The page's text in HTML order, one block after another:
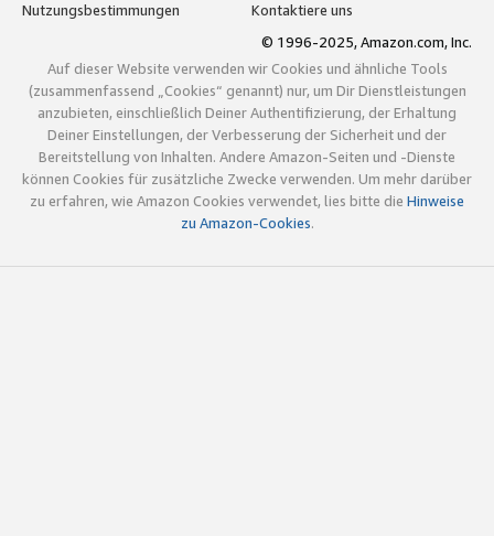
Nutzungsbestimmungen
Kontaktiere uns
© 1996-2025, Amazon.com, Inc.
Auf dieser Website verwenden wir Cookies und ähnliche Tools
(zusammenfassend „Cookies“ genannt) nur, um Dir Dienstleistungen
anzubieten, einschließlich Deiner Authentifizierung, der Erhaltung
Deiner Einstellungen, der Verbesserung der Sicherheit und der
Bereitstellung von Inhalten. Andere Amazon-Seiten und -Dienste
können Cookies für zusätzliche Zwecke verwenden. Um mehr darüber
zu erfahren, wie Amazon Cookies verwendet, lies bitte die Hinweise
zu Amazon-Cookies.